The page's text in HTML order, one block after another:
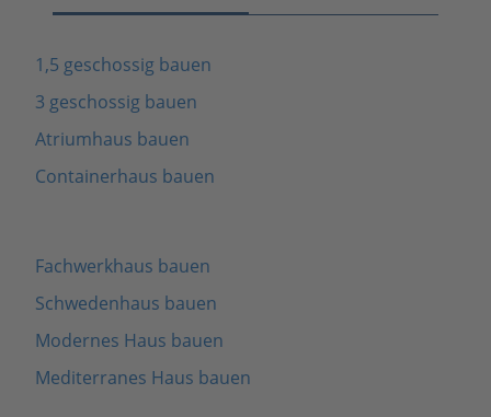
1,5 geschossig bauen
3 geschossig bauen
Atriumhaus bauen
Containerhaus bauen
Fachwerkhaus bauen
Schwedenhaus bauen
Modernes Haus bauen
Mediterranes Haus bauen